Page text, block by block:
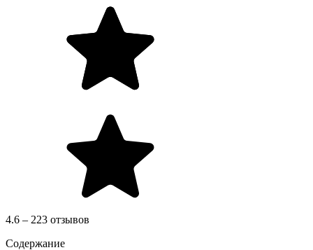
4.6 – 223 отзывов
Содержание